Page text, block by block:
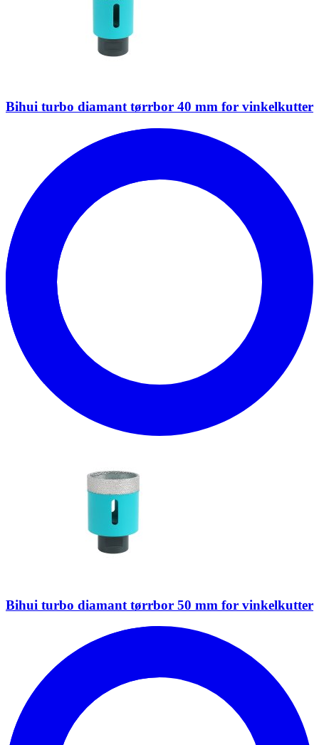
Bihui turbo diamant tørrbor 40 mm for vinkelkutter
Bihui turbo diamant tørrbor 50 mm for vinkelkutter